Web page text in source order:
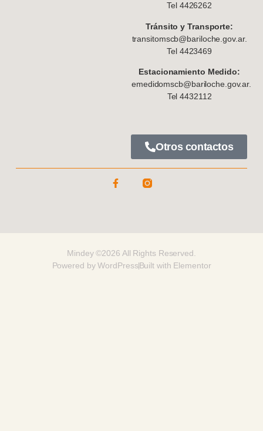
Tel 4426262
Tránsito y Transporte:
transitomscb@bariloche.gov.ar.
Tel 4423469
Estacionamiento Medido:
emedidomscb@bariloche.gov.ar.
Tel 4432112
Otros contactos
Mindey ©2026 All Rights Reserved.
Powered by WordPressBuilt with Elementor